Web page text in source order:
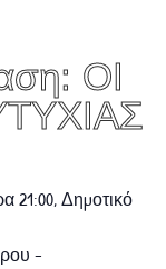
ΟΙ
21:00, Δημοτικό
–